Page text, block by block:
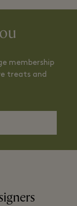
membership
treats and